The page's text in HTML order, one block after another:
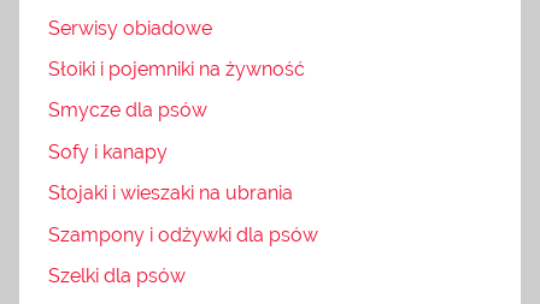
Serwisy obiadowe
Słoiki i pojemniki na żywność
Smycze dla psów
Sofy i kanapy
Stojaki i wieszaki na ubrania
Szampony i odżywki dla psów
Szelki dla psów